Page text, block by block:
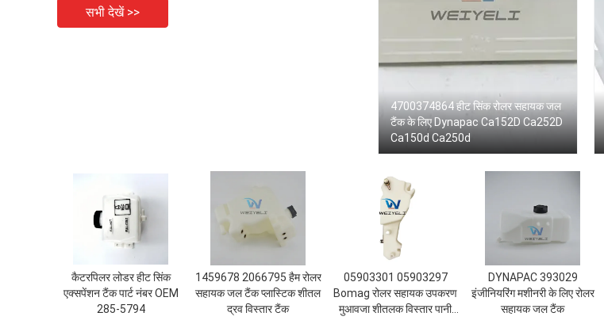
सभी देखें >>
4700374864 हीट सिंक रोलर सहायक जल
टैंक के लिए Dynapac Ca152D Ca252D
Ca150d Ca250d
कैटरपिलर लोडर हीट सिंक
एक्सपेंशन टैंक पार्ट नंबर OEM
285-5794
1459678 2066795 हैम रोलर
सहायक जल टैंक प्लास्टिक शीतल
द्रव विस्तार टैंक
05903301 05903297
Bomag रोलर सहायक उपकरण
मुआवजा शीतलक विस्तार पानी
DYNAPAC 393029
इंजीनियरिंग मशीनरी के लिए रोलर
सहायक जल टैंक